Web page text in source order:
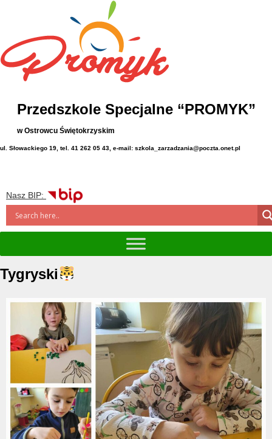
Przedszkole Specjalne “PROMYK”
w Ostrowcu Świętokrzyskim
ul. Słowackiego 19, tel. 41 262 05 43, e-mail: szkola_zarzadzania@poczta.onet.pl
Nasz BIP:
Tygryski